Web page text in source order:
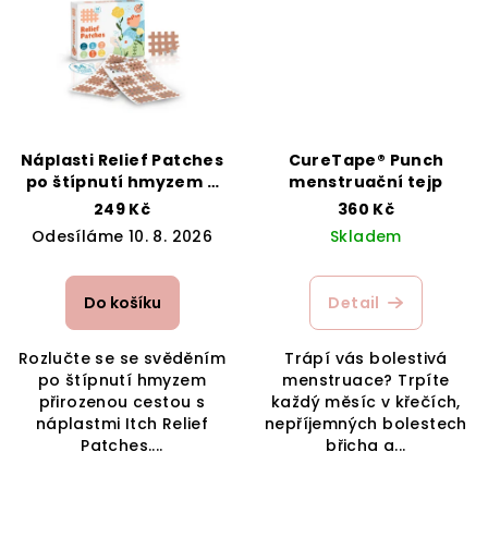
Náplasti Relief Patches
po štípnutí hmyzem –
úleva od svědění
249 Kč
Odesíláme 10. 8. 2026
Do košíku
Rozlučte se se svěděním
po štípnutí hmyzem
přirozenou cestou s
náplastmi Itch Relief
Patches....
CureTape® Punch
menstruační tejp
360 Kč
Skladem
Detail
Trápí vás bolestivá
menstruace? Trpíte
každý měsíc v křečích,
nepříjemných bolestech
břicha a...